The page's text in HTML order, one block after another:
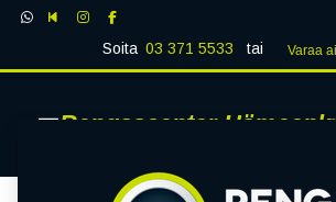
Soita 03 371 5533 tai Varaa
Rengascenter